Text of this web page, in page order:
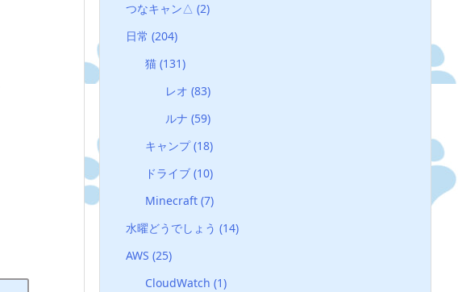
つなキャン△ (2)
日常 (204)
猫(131)
レオ (83)
ルナ (59)
キャンプ(18)
ドライブ(10)
Minecraft(7)
水曜どうでしょう (14)
AWS (25)
CloudWatch(1)